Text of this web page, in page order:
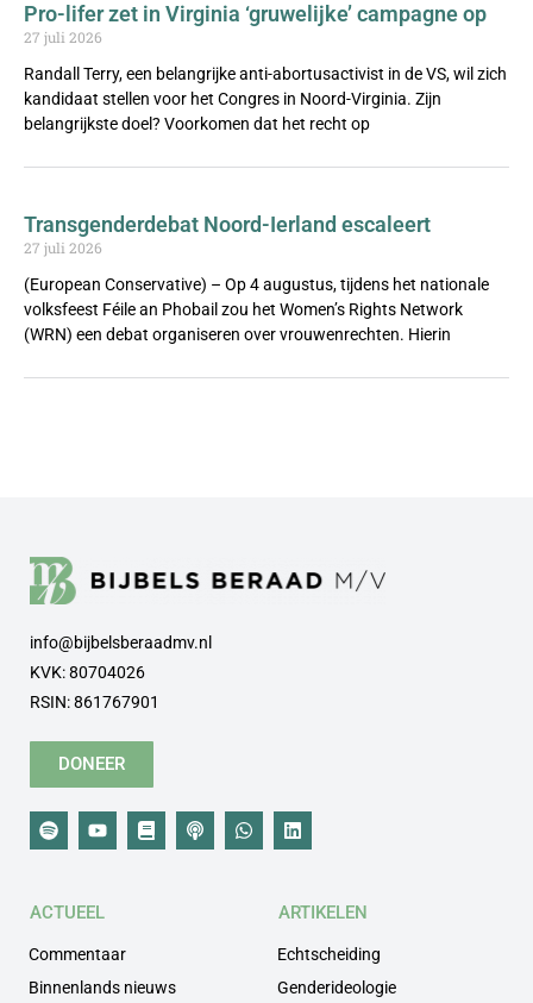
Pro-lifer zet in Virginia ‘gruwelijke’ campagne op
27 juli 2026
Randall Terry, een belangrijke anti-abortusactivist in de VS, wil zich
kandidaat stellen voor het Congres in Noord-Virginia. Zijn
belangrijkste doel? Voorkomen dat het recht op
Transgenderdebat Noord-Ierland escaleert
27 juli 2026
(European Conservative) – Op 4 augustus, tijdens het nationale
volksfeest Féile an Phobail zou het Women’s Rights Network
(WRN) een debat organiseren over vrouwenrechten. Hierin
info@bijbelsberaadmv.nl
KVK: 80704026
RSIN: 861767901
DONEER
ACTUEEL
Commentaar
Binnenlands nieuws
ARTIKELEN
Echtscheiding
Genderideologie